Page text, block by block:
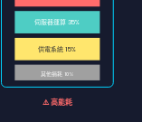
伺服器運算 35%
供電系統 15%
其他損耗 10%
⚠️ 高能耗